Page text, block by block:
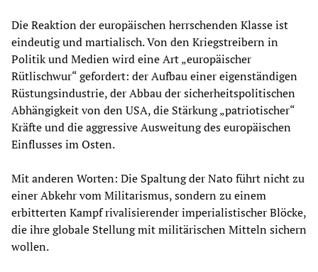
Die Reaktion der europäischen herrschenden Klasse ist
eindeutig und martialisch. Von den Kriegstreibern in
Politik und Medien wird eine Art „europäischer
Rütlischwur“ gefordert: der Aufbau einer eigenständigen
Rüstungsindustrie, der Abbau der sicherheitspolitischen
Abhängigkeit von den USA, die Stärkung „patriotischer“
Kräfte und die aggressive Ausweitung des europäischen
Einflusses im Osten.
Mit anderen Worten: Die Spaltung der Nato führt nicht zu
einer Abkehr vom Militarismus, sondern zu einem
erbitterten Kampf rivalisierender imperialistischer Blöcke,
die ihre globale Stellung mit militärischen Mitteln sichern
wollen.